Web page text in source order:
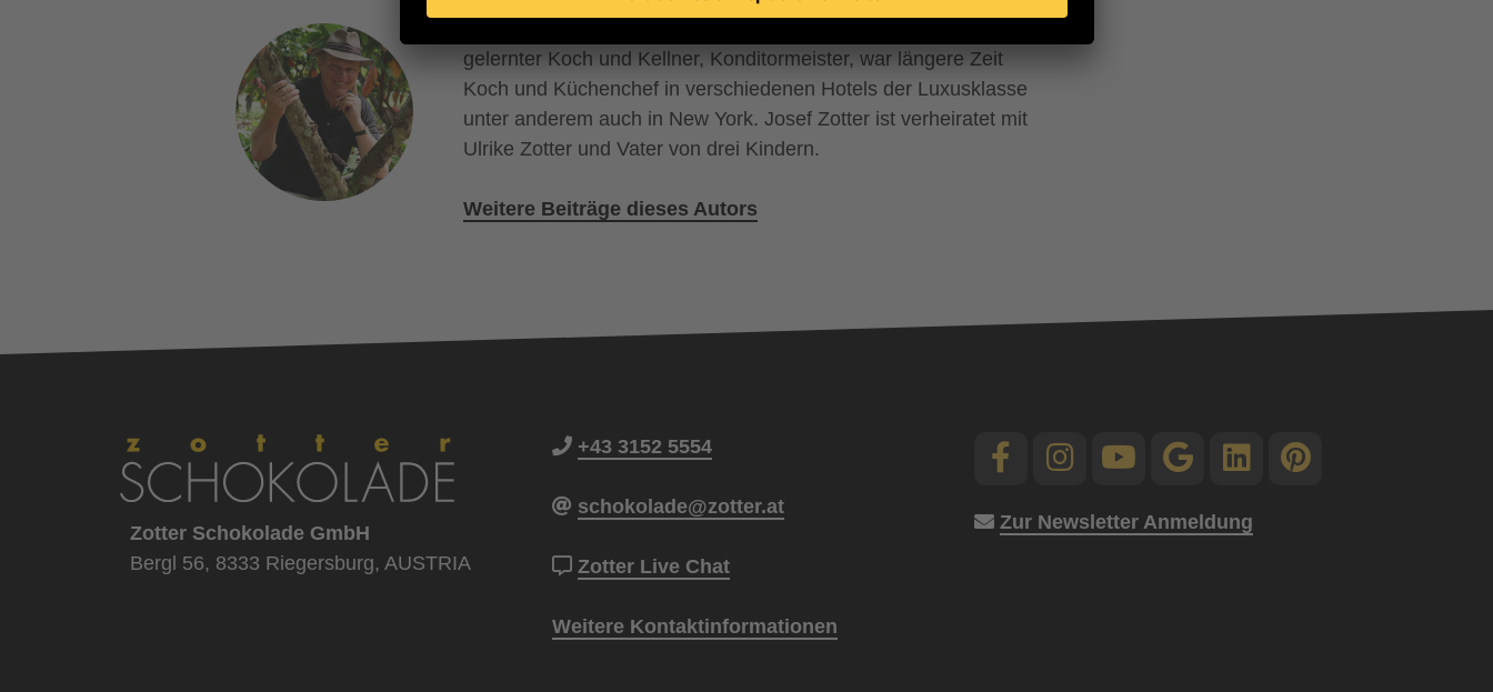
gelernter Koch und Kellner, Konditormeister, war längere Zeit
Koch und Küchenchef in verschiedenen Hotels der Luxusklasse
unter anderem auch in New York. Josef Zotter ist verheiratet mit
Ulrike Zotter und Vater von drei Kindern.
Weitere Beiträge dieses Autors
Zotter Schokolade GmbH
Bergl 56, 8333 Riegersburg, AUSTRIA
+43 3152 5554
schokolade@zotter.at
Zotter Live Chat
Weitere Kontaktinformationen
Zur Newsletter Anmeldung